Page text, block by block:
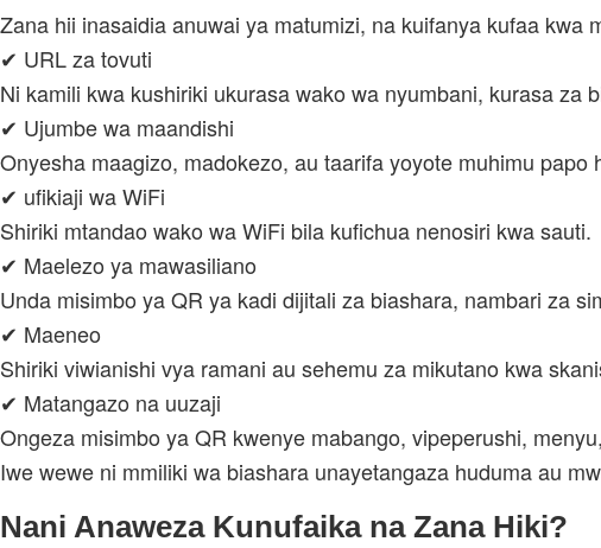
Zana hii inasaidia anuwai ya matumizi, na kuifanya kufaa kwa
✔ URL za tovuti
Ni kamili kwa kushiriki ukurasa wako wa nyumbani, kurasa za
✔ Ujumbe wa maandishi
Onyesha maagizo, madokezo, au taarifa yoyote muhimu papo
✔ ufikiaji wa WiFi
Shiriki mtandao wako wa WiFi bila kufichua nenosiri kwa sauti.
✔ Maelezo ya mawasiliano
Unda misimbo ya QR ya kadi dijitali za biashara, nambari za
✔ Maeneo
Shiriki viwianishi vya ramani au sehemu za mikutano kwa
✔ Matangazo na uuzaji
Ongeza misimbo ya QR kwenye mabango, vipeperushi,
Iwe wewe ni mmiliki wa biashara unayetangaza huduma au
Nani Anaweza Kunufaika na Zana Hiki?